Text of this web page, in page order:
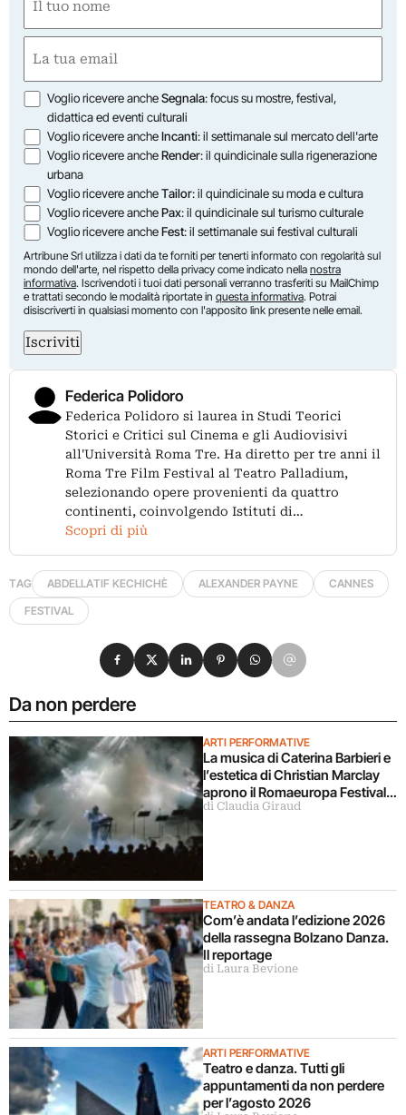
(Obbligatorio)
Nome
(Obbligatorio)
Opzioni
Voglio ricevere ancheSegnala: focus su mostre, festival,
didattica ed eventi culturali
Voglio ricevere ancheIncanti: il settimanale sul mercato dell'arte
Voglio ricevere ancheRender: il quindicinale sulla rigenerazione
urbana
Voglio ricevere ancheTailor: il quindicinale su moda e cultura
Voglio ricevere anchePax: il quindicinale sul turismo culturale
Voglio ricevere ancheFest: il settimanale sui festival culturali
Artribune Srl utilizza i dati da te forniti per tenerti informato con regolarità sul
mondo dell'arte, nel rispetto della privacy come indicato nella nostra
informativa. Iscrivendoti i tuoi dati personali verranno trasferiti su MailChimp
e trattati secondo le modalità riportate in questa informativa. Potrai
disiscriverti in qualsiasi momento con l'apposito link presente nelle email.
Iscriviti
Federica Polidoro
Federica Polidoro si laurea in Studi Teorici
Storici e Critici sul Cinema e gli Audiovisivi
all'Università Roma Tre. Ha diretto per tre anni il
Roma Tre Film Festival al Teatro Palladium,
selezionando opere provenienti da quattro
continenti, coinvolgendo Istituti di…
Scopri di più
TAG ABDELLATIF KECHICHÈ ALEXANDER PAYNE
CANNES
FESTIVAL
Da non perdere
ARTI PERFORMATIVE
La musica di Caterina Barbieri e
l’estetica di Christian Marclay
aprono il Romaeuropa Festival
2026
di Claudia Giraud
TEATRO & DANZA
Com’è andata l’edizione 2026
della rassegna Bolzano Danza.
Il reportage
di Laura Bevione
ARTI PERFORMATIVE
Teatro e danza. Tutti gli
appuntamenti da non perdere
per l’agosto 2026
Condividi su Facebook
Condividi su X
Condividi su LinkedIn
Condividi su Pinterest
Condividi su WhatsApp
Condividi su Email